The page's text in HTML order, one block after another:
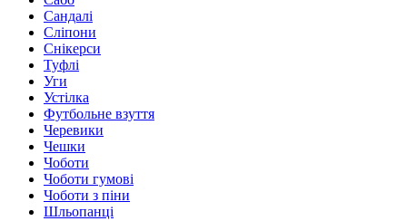
Сандалі
Сліпони
Снікерси
Туфлі
Уги
Устілка
Футбольне взуття
Черевики
Чешки
Чоботи
Чоботи гумові
Чоботи з піни
Шльопанці